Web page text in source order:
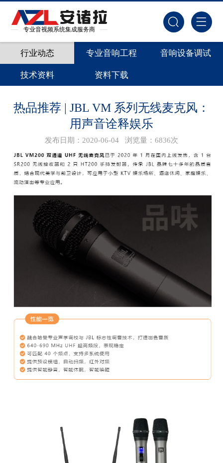
专业音视频系统集成服务商
行业动态 专业音响工程 音响设备调试
技术资料 资料下载
热品推荐 | JBL VM 系列无线麦克风：
用声音诠释娱乐
发布日期：2020-06-04 浏览量：6836次